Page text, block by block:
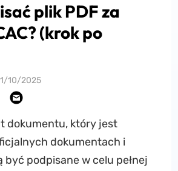
plik PDF za
(krok po
10/2025
dokumentu, który jest
dokumentach i
być podpisane w celu pełnej